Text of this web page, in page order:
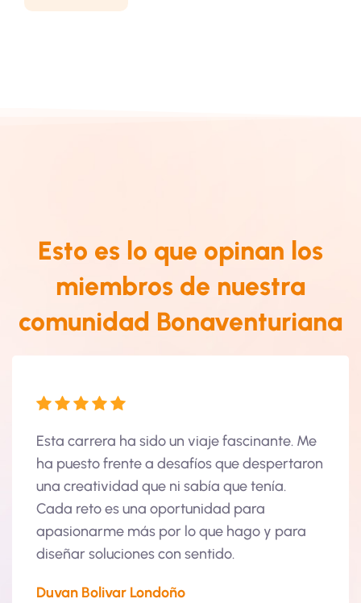
Esto es lo que opinan los
miembros de nuestra
comunidad Bonaventuriana
Esta carrera ha sido un viaje fascinante. Me
ha puesto frente a desafíos que despertaron
una creatividad que ni sabía que tenía.
Cada reto es una oportunidad para
apasionarme más por lo que hago y para
diseñar soluciones con sentido.
Duvan Bolivar Londoño